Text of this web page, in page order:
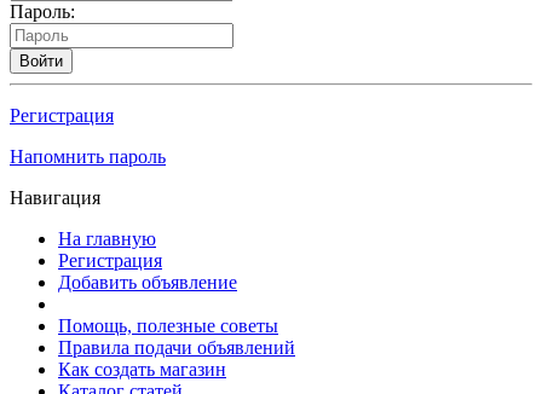
Пароль:
Войти
Регистрация
Напомнить пароль
Навигация
На главную
Регистрация
Добавить объявление
Помощь, полезные советы
Правила подачи объявлений
Как создать магазин